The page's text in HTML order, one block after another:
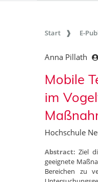
Start E-
Anna Pillath
Mobile
im
Hochschule
Abstract:Ziel
geeignete
Bereichen zu